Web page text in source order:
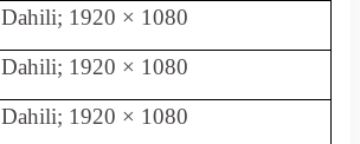
Dahili; 1920 × 1080
Dahili; 1920 × 1080
Dahili; 1920 × 1080